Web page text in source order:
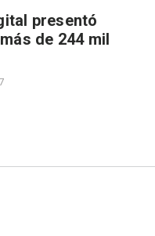
presentó
de 244 mil